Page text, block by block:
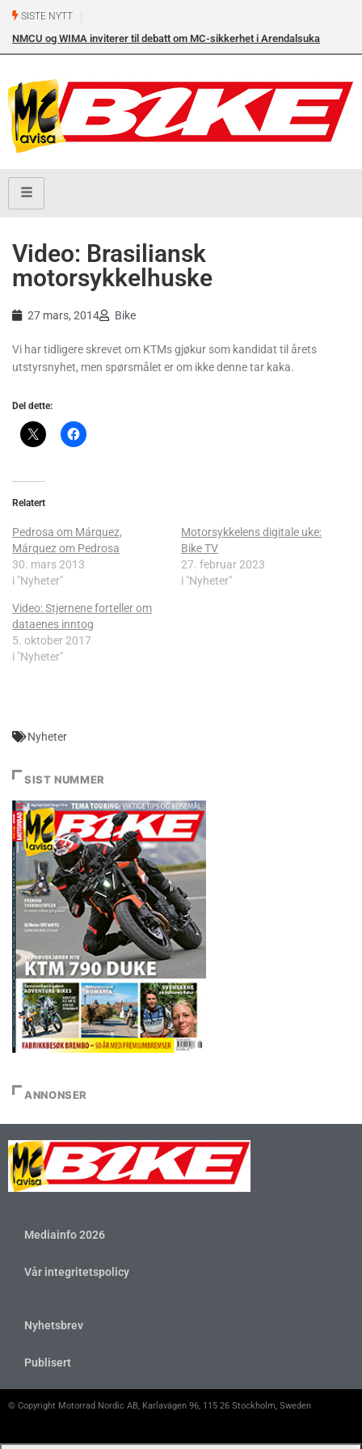
SISTE NYTT
NMCU og WIMA inviterer til debatt om MC-sikkerhet i Arendalsuka
Video: Brasiliansk
motorsykkelhuske
27 mars, 2014 Bike
Vi har tidligere skrevet om KTMs gjøkur som kandidat til årets
utstyrsnyhet, men spørsmålet er om ikke denne tar kaka.
Del dette:
Relatert
Pedrosa om Márquez,
Márquez om Pedrosa
30. mars 2013
i "Nyheter"
Motorsykkelens digitale uke:
Bike TV
27. februar 2023
i "Nyheter"
Video: Stjernene forteller om
dataenes inntog
5. oktober 2017
i "Nyheter"
Nyheter
SIST NUMMER
ANNONSER
Mediainfo 2026
Vår integritetspolicy
Nyhetsbrev
Publisert
© Copyright Motorrad Nordic AB, Karlavägen 96, 115 26 Stockholm, Sweden